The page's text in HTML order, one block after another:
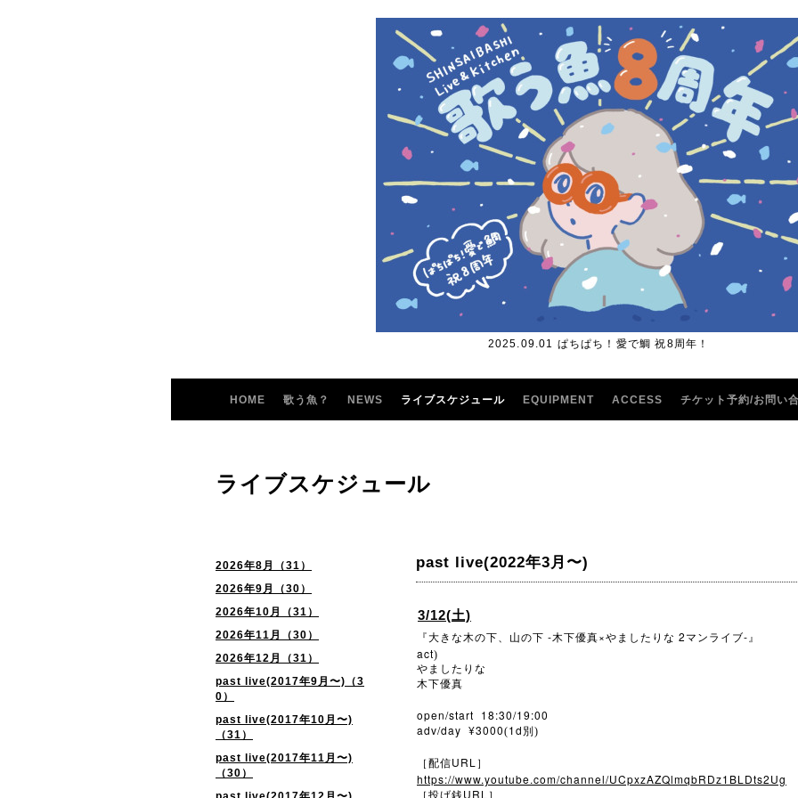
2025.09.01 ぱちぱち！愛で鯛 祝8周年！
HOME 歌う魚？ NEWS ライブスケジュール EQUIPMENT ACCESS チケット予約/お問い
2026年8月（31）
2026年9月（30）
2026年10月（31）
2026年11月（30）
2026年12月（31）
past live(2017年9月〜)（3
0）
past live(2017年10月〜)
（31）
past live(2017年11月〜)
（30）
ライブスケジュール
past live(2022年3月〜)
3/12(土)
『大きな木の下、山の下 -木下優真×やましたりな 2 マンライブ-』
act)
やましたりな
木下優真
open/start 18:30/19:00
adv/day ¥3000(1d 別)
［配信URL ］
https://www.youtube.com/channel/UCpxzAZQlmqbRDz1BLDts2Ug
［投げ銭URL ］